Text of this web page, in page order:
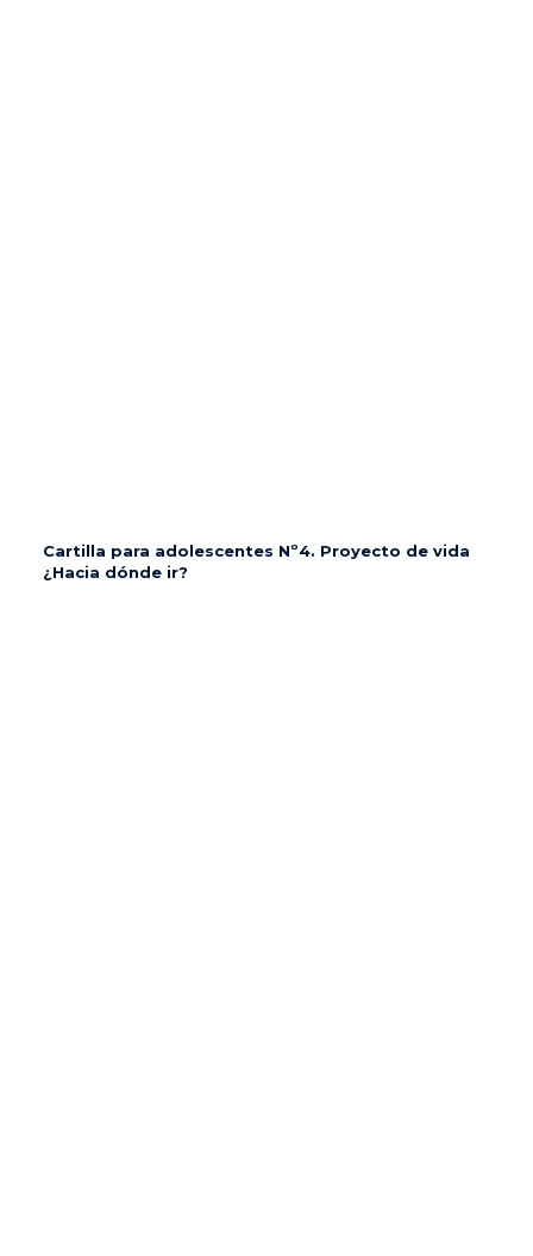
Cartilla para adolescentes Nº4. Proyecto de vida
¿Hacia dónde ir?